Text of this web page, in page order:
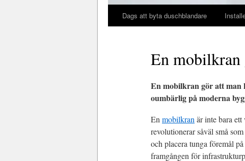
Dags att byta duschblandare
En
En mobilkran gör att man
oumbärlig på moderna
En mobilkran är inte bara
revolutionerar såväl små
och placera tunga föremål
framgången för